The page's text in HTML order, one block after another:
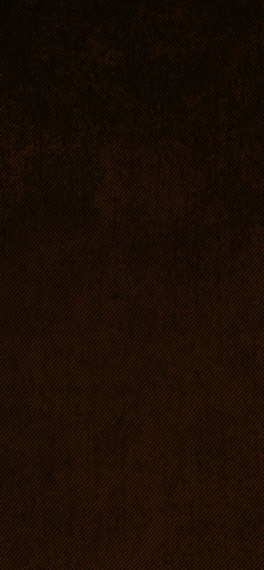
Wybrałam na ojca
ze względu na jego
sobie
odzwierciedlenie w
pięknej budowie,
co bardzo ważne –
miłą, otwartą i
doskonałym typie i
Mam nadzieję, że
swojemu potomstwu
Więcej zdjęć i info o
http://